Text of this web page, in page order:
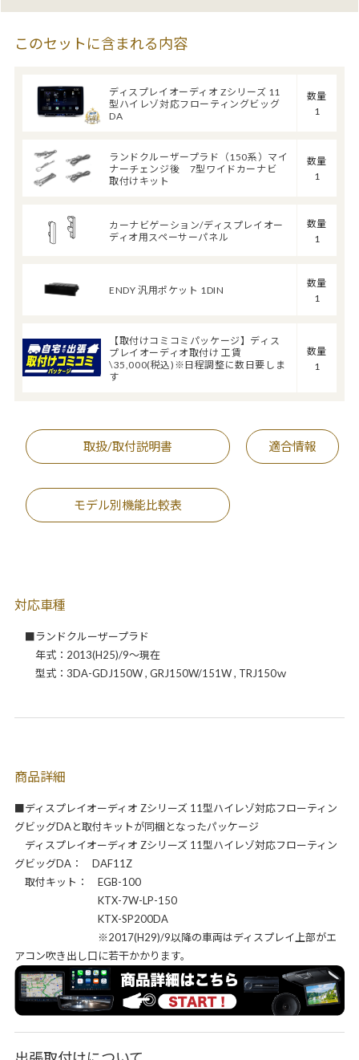
このセットに含まれる内容
ディスプレイオーディオ Zシリーズ 11
型ハイレゾ対応フローティングビッグ
DA
数量
1
ランドクルーザープラド（150系）マイ
ナーチェンジ後 7型ワイドカーナビ
取付けキット
数量
1
カーナビゲーション/ディスプレイオー
ディオ用スペーサーパネル
数量
1
ENDY 汎用ポケット 1DIN
数量
1
【取付けコミコミパッケージ】ディス
プレイオーディオ取付け 工賃
\35,000(税込)※日程調整に数日要しま
す
数量
1
取扱/取付説明書 適合情報
モデル別機能比較表
対応車種
■ランドクルーザープラド
年式：2013(H25)/9～現在
型式：3DA-GDJ150W , GRJ150W/151W , TRJ150ｗ
商品詳細
■ディスプレイオーディオ Zシリーズ 11型ハイレゾ対応フローティン
グビッグDAと取付キットが同梱となったパッケージ
ディスプレイオーディオ Zシリーズ 11型ハイレゾ対応フローティン
グビッグDA： DAF11Z
取付キット： EGB-100
KTX-7W-LP-150
KTX-SP200DA
※2017(H29)/9以降の車両はディスプレイ上部がエ
アコン吹き出し口に若干かかります。